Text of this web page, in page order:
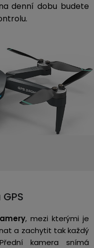
denní dobu budete
, mezi kterými je
a zachytit tak každý
kamera snímá